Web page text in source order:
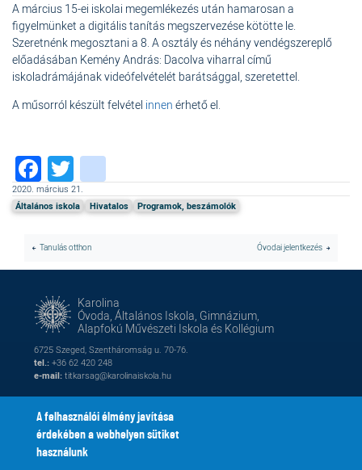
A március 15-ei iskolai megemlékezés után hamarosan a
figyelmünket a digitális tanítás megszervezése kötötte le.
Szeretnénk megosztani a 8. A osztály és néhány vendégszereplő
előadásában Kemény András: Dacolva viharral című
iskoladrámájának videófelvételét barátsággal, szeretettel.
A műsorról készült felvétel innen érhető el.
Facebook
Twitter
2020. március 21.
Általános iskola Hivatalos Programok, beszámolók
Tanulás otthon Óvodai jelentkezés
Karolina
Óvoda, Általános Iskola, Gimnázium,
Alapfokú Művészeti Iskola és Kollégium
6725 Szeged, Szentháromság u. 70-76.
tel.: +36 62 420 248
e-mail: titkarsag@karolinaiskola.hu
A felhasználói élmény javítása
érdekében a webhelyen sütiket
használunk